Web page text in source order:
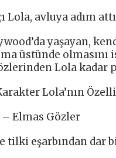
Lola, avluya adım
yaşayan,
üstünde
Lola kadar
Lola’nın
– Elmas Gözler
tilki eşarbından dar